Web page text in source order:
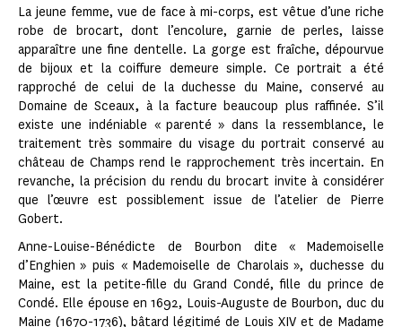
La jeune femme, vue de face à mi-corps, est vêtue d’une riche
robe de brocart, dont l’encolure, garnie de perles, laisse
apparaître une fine dentelle. La gorge est fraîche, dépourvue
de bijoux et la coiffure demeure simple. Ce portrait a été
rapproché de celui de la duchesse du Maine, conservé au
Domaine de Sceaux, à la facture beaucoup plus raffinée. S’il
existe une indéniable « parenté » dans la ressemblance, le
traitement très sommaire du visage du portrait conservé au
château de Champs rend le rapprochement très incertain. En
revanche, la précision du rendu du brocart invite à considérer
que l’œuvre est possiblement issue de l’atelier de Pierre
Gobert.
Anne-Louise-Bénédicte de Bourbon dite « Mademoiselle
d’Enghien » puis « Mademoiselle de Charolais », duchesse du
Maine, est la petite-fille du Grand Condé, fille du prince de
Condé. Elle épouse en 1692, Louis-Auguste de Bourbon, duc du
Maine (1670-1736), bâtard légitimé de Louis XIV et de Madame